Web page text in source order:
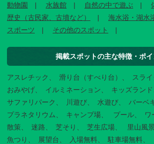
動物園
水族館 自然の中で遊ぶ
歴史（古民家、古墳など）
海水浴・湖水
スポーツ
その他のスポット
掲載スポットの主な特徴・ポイ
アスレチック 滑り台（すべり台） スラ
おみやげ
イルミネーション キッズランド
サファリパーク
川遊び 水遊び
バーベ
プラネタリウム
キャンプ場 プール
ワ
散策
迷路 芝そり 芝生広場 里山風景
魚つり
展望台 入場無料 駐車場無料